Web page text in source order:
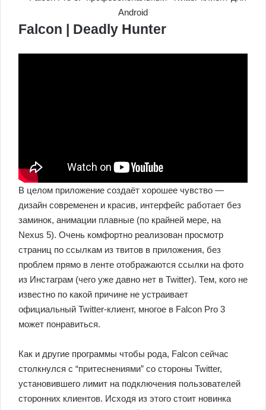
Falcon | Deadly Hunter
В целом приложение создаёт хорошее чувство —
дизайн современен и красив, интерфейс работает без
заминок, анимации плавные (по крайней мере, на
Nexus 5). Очень комфортно реализован просмотр
страниц по ссылкам из твитов в приложения, без
проблем прямо в ленте отображаются ссылки на фото
из Инстаграм (чего уже давно нет в Twitter). Тем, кого не
известно по какой причине не устраивает
официальный Twitter-клиент, многое в Falcon Pro 3
может понравиться.
Как и другие программы чтобы рода, Falcon сейчас
столкнулся с “притеснениями” со стороны Twitter,
установившего лимит на подключения пользователей
сторонних клиентов. Исходя из этого стоит новинка